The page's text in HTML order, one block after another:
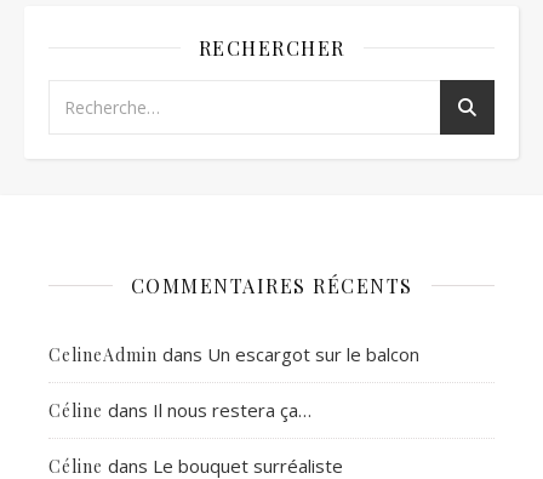
RECHERCHER
COMMENTAIRES RÉCENTS
CelineAdmin dans Un escargot sur le balcon
Céline dans Il nous restera ça…
Céline dans Le bouquet surréaliste